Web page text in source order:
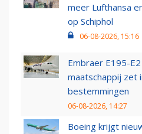
meer Lufthansa
op Schiphol
06-08-2026, 15:16
Embraer E195-
maatschappij zet
bestemmingen
06-08-2026, 14:27
Boeing krijgt